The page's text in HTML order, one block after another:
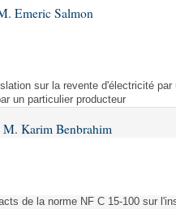
Emeric Salmon
sur la revente d'électricité
un particulier producteur
M. Karim Benbrahim
de la norme NF C 15-100 sur